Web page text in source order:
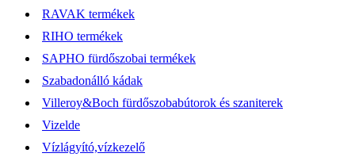
RAVAK termékek
RIHO termékek
SAPHO fürdőszobai termékek
Szabadonálló kádak
Villeroy&Boch fürdőszobabútorok és szaniterek
Vizelde
Vízlágyító,vízkezelő